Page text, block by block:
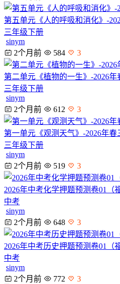
第五单元《人的呼吸和消化》-
三年级下册
sinym
2个月前
584 3
第二单元《植物的一生》-2026
三年级下册
sinym
2个月前
612 3
第一单元《观测天气》-2026年
三年级下册
sinym
2个月前
519 3
2026年中考化学押题预测卷01（
中考
sinym
2个月前
648 3
2026年中考历史押题预测卷01（
中考
sinym
2个月前
772 3